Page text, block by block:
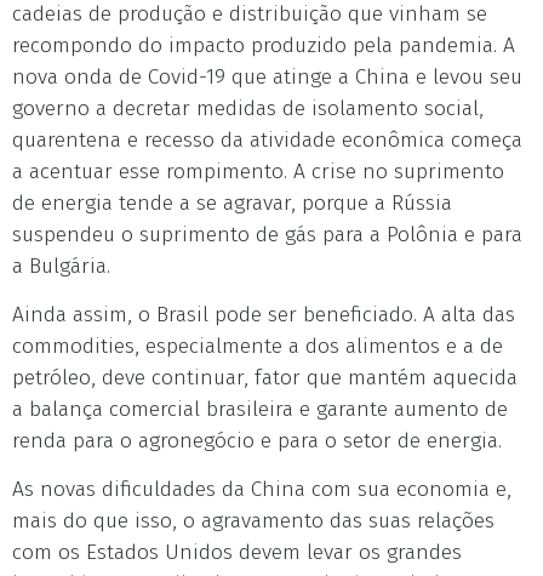
cadeias de produção e distribuição que vinham se
recompondo do impacto produzido pela pandemia. A
nova onda de Covid-19 que atinge a China e levou seu
governo a decretar medidas de isolamento social,
quarentena e recesso da atividade econômica começa
a acentuar esse rompimento. A crise no suprimento
de energia tende a se agravar, porque a Rússia
suspendeu o suprimento de gás para a Polônia e para
a Bulgária.
Ainda assim, o Brasil pode ser beneficiado. A alta das
commodities, especialmente a dos alimentos e a de
petróleo, deve continuar, fator que mantém aquecida
a balança comercial brasileira e garante aumento de
renda para o agronegócio e para o setor de energia.
As novas dificuldades da China com sua economia e,
mais do que isso, o agravamento das suas relações
com os Estados Unidos devem levar os grandes